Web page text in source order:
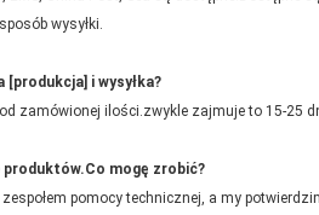
wysyłki.
[produkcja] i wysyłka?
zamówionej ilości.zwykle zajmuje to 15-25
produktów.Co mogę zrobić?
pomocy technicznej, a my